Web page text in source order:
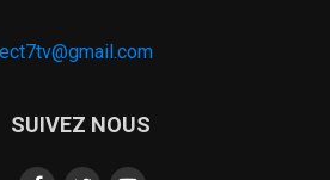
SUIVEZ NOUS